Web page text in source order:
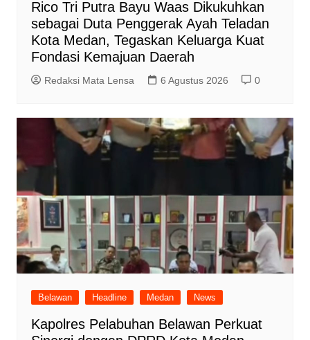
Rico Tri Putra Bayu Waas Dikukuhkan
sebagai Duta Penggerak Ayah Teladan
Kota Medan, Tegaskan Keluarga Kuat
Fondasi Kemajuan Daerah
Redaksi Mata Lensa 6 Agustus 2026 0
Belawan Headline Medan News
Kapolres Pelabuhan Belawan Perkuat